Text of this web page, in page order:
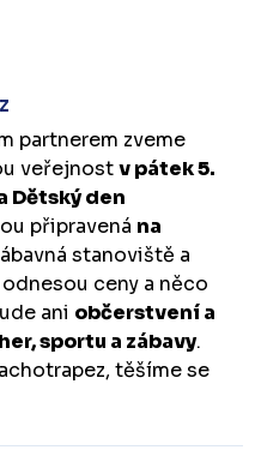
partnerem zveme
veřejnostv pátek 5.
Dětský den
připravená na
stanoviště a
ceny a něco
ani občerstvení a
sportu a zábavy.
těšíme se